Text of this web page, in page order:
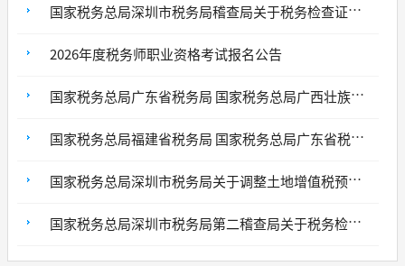
国家税务总局深圳市税务局稽查局关于税务检查证遗失声明的公告
2026年度税务师职业资格考试报名公告
国家税务总局广东省税务局 国家税务总局广西壮族自治区税务局 国家税务总局海南省税务局 国家税务总局深圳市税务局关于离境退税“即买即退”跨省市互认的通告
国家税务总局福建省税务局 国家税务总局广东省税务局 国家税务总局厦门市税务局 国家税务总局深圳市税务局关于离境退税“即买即退”跨省市互认的通告
国家税务总局深圳市税务局关于调整土地增值税预计增值率测算中建筑安装工程费标准的通告
国家税务总局深圳市税务局第二稽查局关于税务检查证遗失声明的公告